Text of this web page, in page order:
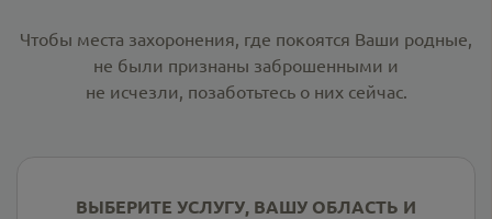
Чтобы места захоронения, где покоятся Ваши родные,
не были признаны заброшенными и
не исчезли, позаботьтесь о них сейчас.
ВЫБЕРИТЕ УСЛУГУ, ВАШУ ОБЛАСТЬ И